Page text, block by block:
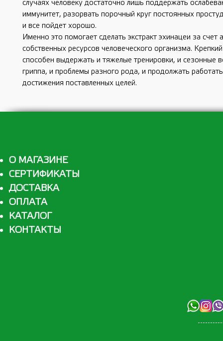
случаях человеку достаточно лишь поддержать
иммунитет, разорвать порочный круг постоянных
и все пойдет хорошо.
Именно это помогает сделать экстракт эхинацеи за счет
собственных ресурсов человеческого организма.
способен выдержать и тяжелые тренировки, и сезонные
гриппа, и проблемы разного рода, и продолжать
достижения поставленных целей.
О МАГАЗИНЕ
СЕРТИФИКАТЫ
ДОСТАВКА
ОПЛАТА
КАТАЛОГ
КОНТАКТЫ